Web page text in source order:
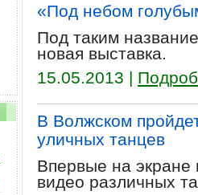
«Под небом
Под таким
новая выставка.
15.05.2013 |
В Волжском
уличных танцев
Впервые на экране
видео различных